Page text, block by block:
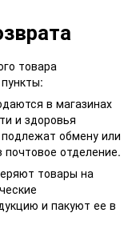
товара
в магазинах
и здоровья
обмену или
отделение.
товары на
и пакуют ее в